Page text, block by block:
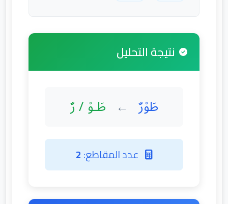
نتيجة التحليل
طَوْرٌ ← طَـوْ / رٌ
عدد المقاطع:2